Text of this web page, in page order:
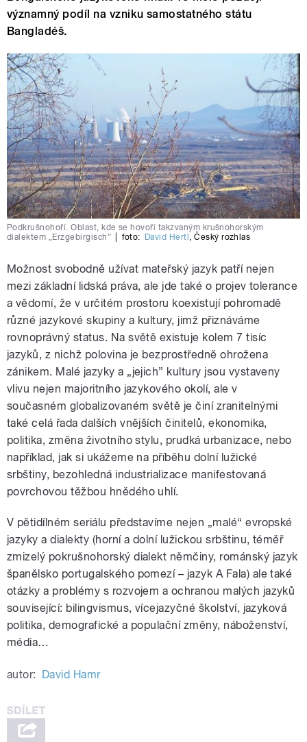
významný podíl na vzniku samostatného státu
Bangladéš.
Podkrušnohoří. Oblast, kde se hovoří takzvaným krušnohorským
dialektem „Erzgebirgisch”
foto: David Hertl,Český rozhlas
Možnost svobodně užívat mateřský jazyk patří nejen
mezi základní lidská práva, ale jde také o projev tolerance
a vědomí, že v určitém prostoru koexistují pohromadě
různé jazykové skupiny a kultury, jimž přiznáváme
rovnoprávný status. Na světě existuje kolem 7 tisíc
jazyků, z nichž polovina je bezprostředně ohrožena
zánikem. Malé jazyky a „jejich” kultury jsou vystaveny
vlivu nejen majoritního jazykového okolí, ale v
současném globalizovaném světě je činí zranitelnými
také celá řada dalších vnějších činitelů, ekonomika,
politika, změna životního stylu, prudká urbanizace, nebo
například, jak si ukážeme na příběhu dolní lužické
srbštiny, bezohledná industrializace manifestovaná
povrchovou těžbou hnědého uhlí.
V pětidílném seriálu představíme nejen „malé“ evropské
jazyky a dialekty (horní a dolní lužickou srbštinu, téměř
zmizelý pokrušnohorský dialekt němčiny, románský jazyk
španělsko portugalského pomezí – jazyk A Fala) ale také
otázky a problémy s rozvojem a ochranou malých jazyků
související: bilingvismus, vícejazyčné školství, jazyková
politika, demografické a populační změny, náboženství,
média…
autor: David Hamr